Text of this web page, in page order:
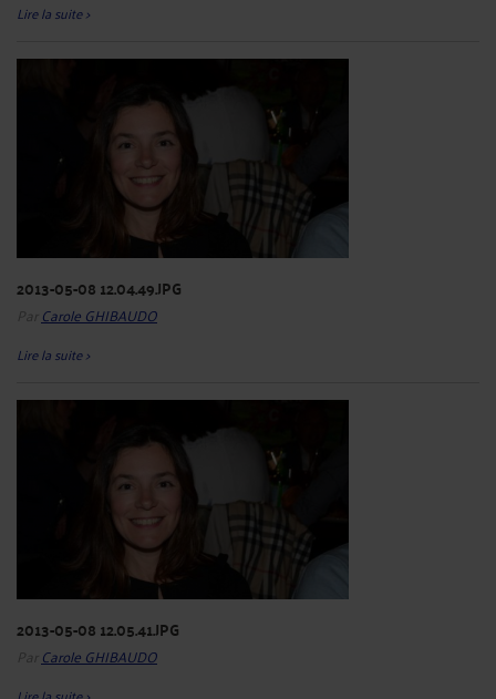
Lire la suite >
2013-05-08 12.04.49.JPG
Par Carole GHIBAUDO
Lire la suite >
2013-05-08 12.05.41.JPG
Par Carole GHIBAUDO